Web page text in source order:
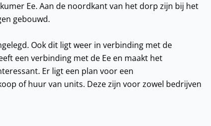
Ee. Aan de noordkant van het dorp zijn bij het
gebouwd.
Ook dit ligt weer in verbinding met de
een verbinding met de Ee en maakt het
Er ligt een plan voor een
of huur van units. Deze zijn voor zowel bedrijven